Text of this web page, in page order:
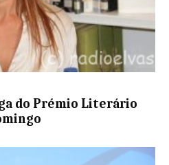
do Prémio Literário